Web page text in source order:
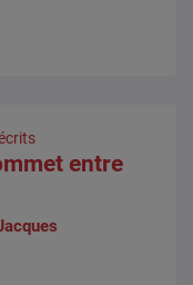
entre